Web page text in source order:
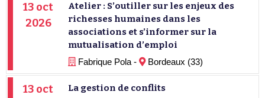
13 oct
2026
Atelier : S’outiller sur les enjeux des
richesses humaines dans les
associations et s’informer sur la
mutualisation d’emploi
Fabrique Pola - Bordeaux (33)
13 oct
La gestion de conflits